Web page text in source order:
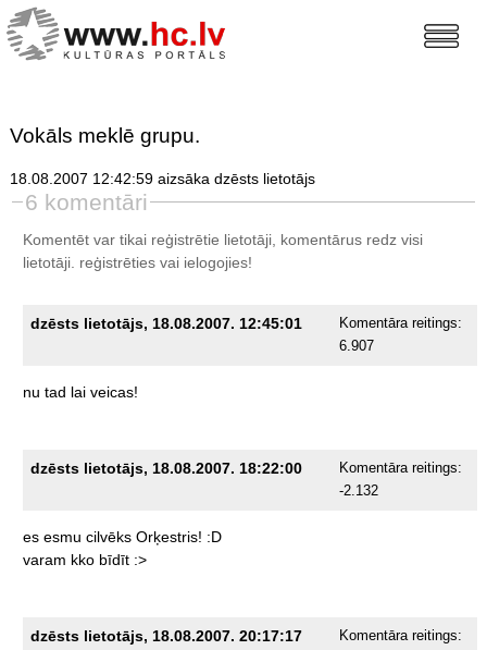
Vokāls meklē grupu.
18.08.2007 12:42:59 aizsāka dzēsts lietotājs
6 komentāri
Komentēt var tikai reģistrētie lietotāji, komentārus redz visi
lietotāji. reģistrētiesvai ielogojies!
dzēsts lietotājs, 18.08.2007. 12:45:01
Komentāra reitings:
6.907
nu tad lai veicas!
dzēsts lietotājs, 18.08.2007. 18:22:00
Komentāra reitings:
-2.132
es esmu cilvēks Orķestris! :D
varam kko bīdīt :>
dzēsts lietotājs, 18.08.2007. 20:17:17
Komentāra reitings: